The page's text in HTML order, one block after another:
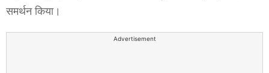
समर्थन किया।
Advertisement